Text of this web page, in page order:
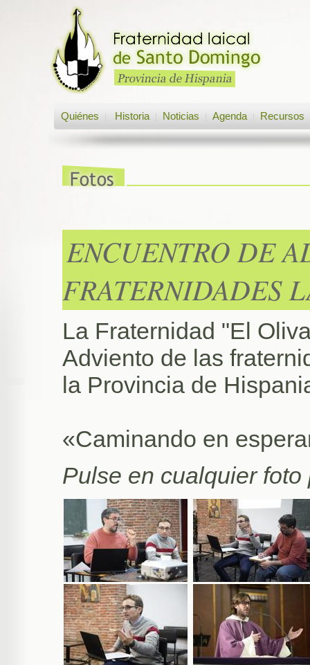
Quiénes Historia Noticias Agenda Recursos
ENCUENTRO DE
FRATERNIDADES
La Fraternidad "El
Adviento de las
la Provincia de
«Caminando en
Pulse en cualquier